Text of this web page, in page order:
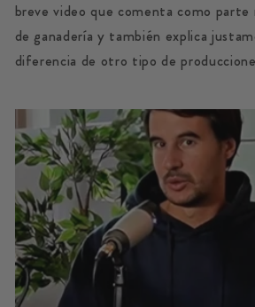
breve video que comenta como
de ganadería y también explica
diferencia de otro tipo de